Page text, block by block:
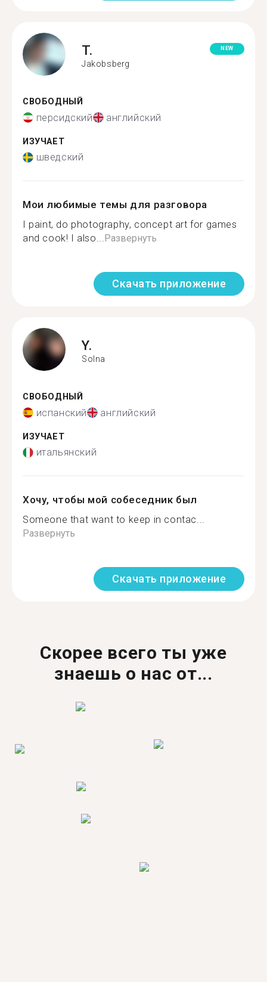
T.
Jakobsberg
NEW
СВОБОДНЫЙ
персидский английский
ИЗУЧАЕТ
шведский
Мои любимые темы для разговора
I paint, do photography, concept art for games
and cook! I also...Развернуть
Скачать приложение
Y.
Solna
СВОБОДНЫЙ
испанский английский
ИЗУЧАЕТ
итальянский
Хочу, чтобы мой собеседник был
Someone that want to keep in contac...
Развернуть
Скачать приложение
Скорее всего ты уже
знаешь о нас от...